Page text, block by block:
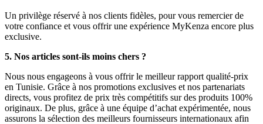
Un privilège réservé à nos clients fidèles, pour vous remercier de
votre confiance et vous offrir une expérience MyKenza encore plus
exclusive.
5. Nos articles sont-ils moins chers ?
Nous nous engageons à vous offrir le meilleur rapport qualité-prix
en Tunisie. Grâce à nos promotions exclusives et nos partenariats
directs, vous profitez de prix très compétitifs sur des produits 100%
originaux. De plus, grâce à une équipe d’achat expérimentée, nous
assurons la sélection des meilleurs fournisseurs internationaux afin